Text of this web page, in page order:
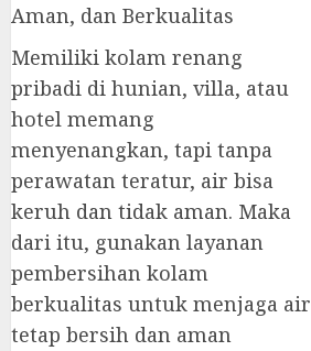
Aman, dan Berkualitas
Memiliki kolam renang
pribadi di hunian, villa, atau
hotel memang
menyenangkan, tapi tanpa
perawatan teratur, air bisa
keruh dan tidak aman. Maka
dari itu, gunakan layanan
pembersihan kolam
berkualitas untuk menjaga air
tetap bersih dan aman